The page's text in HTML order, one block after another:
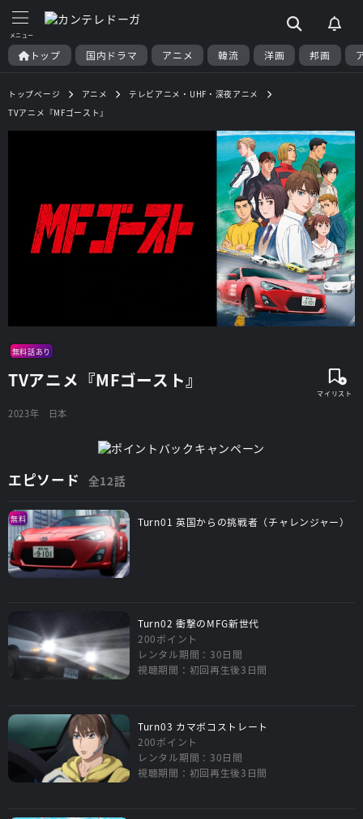
トップ 国内ドラマ アニメ 韓流 洋画 邦画
トップページ アニメ
テレビアニメ・UHF・深夜アニメ
TVアニメ『MFゴースト』
無料話あり
TVアニメ『MFゴースト』
2023年 日本
エピソード 全12話
無料 Turn01 英国からの挑戦者（チャレンジャー）
Turn02 衝撃のMFG新世代
200ポイント
レンタル期間：30日間
視聴期間：初回再生後3日間
Turn03 カマボコストレート
200ポイント
レンタル期間：30日間
視聴期間：初回再生後3日間